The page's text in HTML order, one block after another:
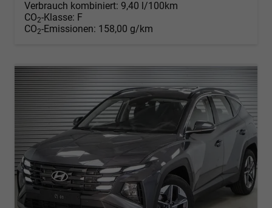
Verbrauch kombiniert: 9,40 l/100km
CO2-Klasse: F
CO2-Emissionen: 158,00 g/km